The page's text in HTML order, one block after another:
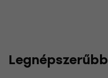
Legnépszerűbb